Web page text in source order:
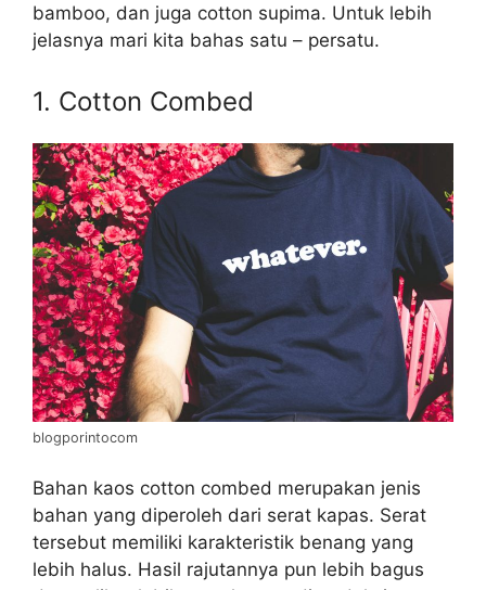
bamboo, dan juga cotton supima. Untuk lebih
jelasnya mari kita bahas satu – persatu.
1. Cotton Combed
blogporintocom
Bahan kaos cotton combed merupakan jenis
bahan yang diperoleh dari serat kapas. Serat
tersebut memiliki karakteristik benang yang
lebih halus. Hasil rajutannya pun lebih bagus